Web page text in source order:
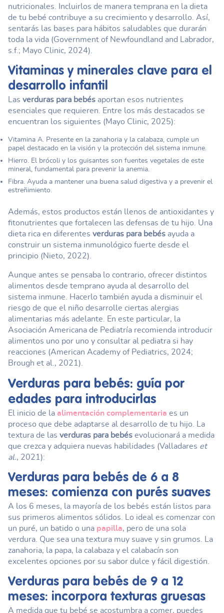
nutricionales. Incluirlos de manera temprana en la dieta
de tu bebé contribuye a su crecimiento y desarrollo. Así,
sentarás las bases para hábitos saludables que durarán
toda la vida (Government of Newfoundland and Labrador,
s.f.; Mayo Clinic, 2024).
Vitaminas y minerales clave para el
desarrollo infantil
Las verduras para bebés aportan esos nutrientes
esenciales que requieren. Entre los más destacados se
encuentran los siguientes (Mayo Clinic, 2025):
Vitamina A. Presente en la zanahoria y la calabaza, cumple un
papel destacado en la visión y la protección del sistema inmune.
Hierro. El brócoli y los guisantes son fuentes vegetales de este
mineral, fundamental para prevenir la anemia.
Fibra. Ayuda a mantener una buena salud digestiva y a prevenir el
estreñimiento.
Además, estos productos están llenos de antioxidantes y
fitonutrientes que fortalecen las defensas de tu hijo. Una
dieta rica en diferentes verduras para bebés ayuda a
construir un sistema inmunológico fuerte desde el
principio (Nieto, 2022).
Aunque antes se pensaba lo contrario, ofrecer distintos
alimentos desde temprano ayuda al desarrollo del
sistema inmune. Hacerlo también ayuda a disminuir el
riesgo de que el niño desarrolle ciertas alergias
alimentarias más adelante. En este particular, la
Asociación Americana de Pediatría recomienda introducir
alimentos uno por uno y consultar al pediatra si hay
reacciones (American Academy of Pediatrics, 2024;
Brough et al., 2021).
Verduras para bebés: guía por
edades para introducirlas
El inicio de la alimentación complementaria es un
proceso que debe adaptarse al desarrollo de tu hijo. La
textura de las verduras para bebés evolucionará a medida
que crezca y adquiera nuevas habilidades (Valladares et
al., 2021):
Verduras para bebés de 6 a 8
meses: comienza con purés suaves
A los 6 meses, la mayoría de los bebés están listos para
sus primeros alimentos sólidos. Lo ideal es comenzar con
un puré, un batido o una papilla, pero de una sola
verdura. Que sea una textura muy suave y sin grumos. La
zanahoria, la papa, la calabaza y el calabacín son
excelentes opciones por su sabor dulce y fácil digestión.
Verduras para bebés de 9 a 12
meses: incorpora texturas gruesas
A medida que tu bebé se acostumbra a comer, puedes